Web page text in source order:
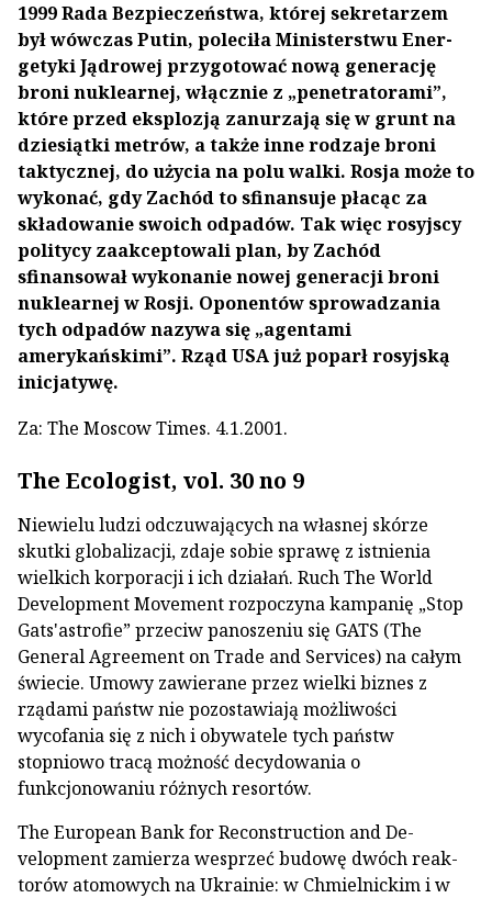
1999 Rada Bezpieczeństwa, której sekretarzem
był wówczas Putin, poleciła Ministerstwu Ener­
getyki Jądrowej przygotować nową generację
broni nuklearnej, włącznie z „pene­tratorami”,
które przed eksplozją zanurzają się w grunt na
dziesiątki metrów, a także inne rodzaje broni
taktycznej, do użycia na polu walki. Rosja może to
wykonać, gdy Zachód to sfinansuje płacąc za
składowanie swoich odpadów. Tak więc ro­syjscy
politycy zaakceptowali plan, by Zachód
sfinansował wykonanie nowej ge­neracji broni
nuklearnej w Rosji. Oponentów sprowadzania
tych odpadów nazywa się „agentami
amerykańskimi”. Rząd USA już poparł rosyjską
inicjatywę.
Za: The Moscow Times. 4.1.2001.
The Ecologist, vol. 30 no 9
Niewielu ludzi odczuwających na własnej skó­rze
skutki globalizacji, zdaje sobie sprawę z istnienia
wielkich korporacji i ich działań. Ruch The World
Development Movement rozpoczyna kampanię „Stop
Gats'astrofie” przeciw panoszeniu się GATS (The
General Agreement on Trade and Se­rvices) na całym
świecie. Umowy zawierane przez wielki biznes z
rządami państw nie pozostawiają możliwości
wycofania się z nich i obywatele tych państw
stopniowo tracą możność decydowania o
funkcjonowaniu różnych resortów.
The European Bank for Reconstruction and De­
velopment zamierza wesprzeć budowę dwóch reak­
torów atomowych na Ukrainie: w Chmielnickim i w